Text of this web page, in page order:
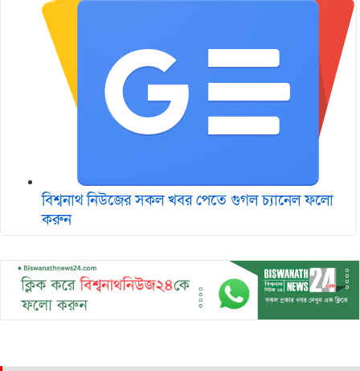
বিশ্বনাথ নিউজের সকল খবর পেতে গুগল চ‌্যানেল ফলো
করুন